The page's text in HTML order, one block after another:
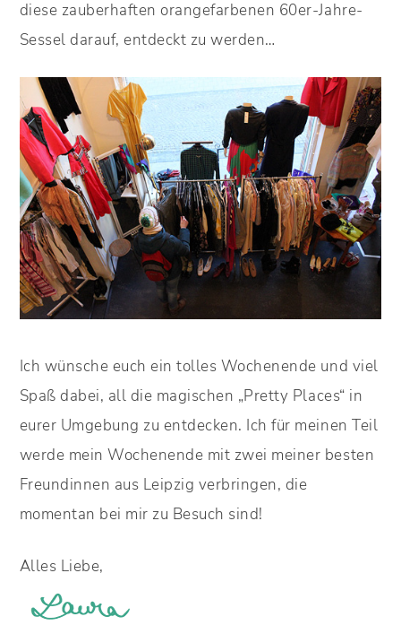
diese zauberhaften orangefarbenen 60er-Jahre-
Sessel darauf, entdeckt zu werden…
Ich wünsche euch ein tolles Wochenende und viel
Spaß dabei, all die magischen „Pretty Places“ in
eurer Umgebung zu entdecken. Ich für meinen Teil
werde mein Wochenende mit zwei meiner besten
Freundinnen aus Leipzig verbringen, die
momentan bei mir zu Besuch sind!
Alles Liebe,